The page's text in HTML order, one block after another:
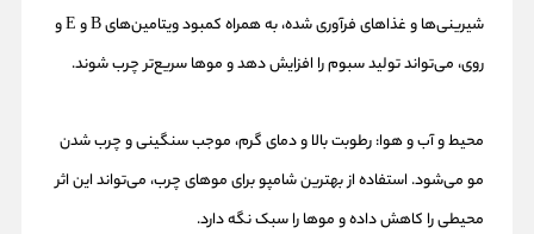
شیرینی‌ها و غذاهای فرآوری شده، به همراه کمبود ویتامین‌های B و E و
روی، می‌تواند تولید سبوم را افزایش دهد و موها سریع‌تر چرب شوند.
محیط و آب و هوا: رطوبت بالا و دمای گرم، موجب سنگینی و چرب شدن
مو می‌شود. استفاده از بهترین شامپو برای موهای چرب، می‌تواند این اثر
محیطی را کاهش داده و موها را سبک نگه دارد.